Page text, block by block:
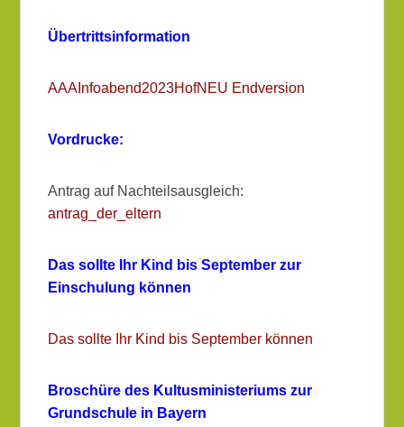
Übertrittsinformation
AAAInfoabend2023HofNEU Endversion
Vordrucke:
Antrag auf Nachteilsausgleich:
antrag_der_eltern
Das sollte Ihr Kind bis September zur
Einschulung können
Das sollte Ihr Kind bis September können
Broschüre des Kultusministeriums zur
Grundschule in Bayern